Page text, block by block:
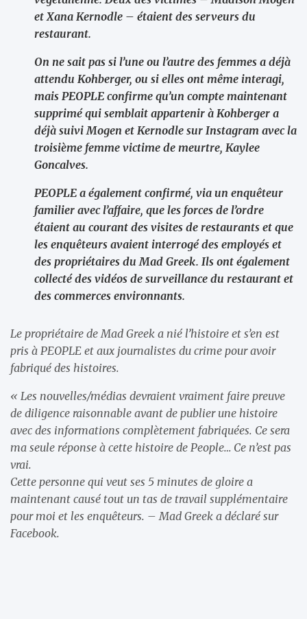
et Xana Kernodle – étaient des serveurs du
restaurant.
On ne sait pas si l’une ou l’autre des femmes a déjà
attendu Kohberger, ou si elles ont même interagi,
mais PEOPLE confirme qu’un compte maintenant
supprimé qui semblait appartenir à Kohberger a
déjà suivi Mogen et Kernodle sur Instagram avec la
troisième femme victime de meurtre, Kaylee
Goncalves.
PEOPLE a également confirmé, via un enquêteur
familier avec l’affaire, que les forces de l’ordre
étaient au courant des visites de restaurants et que
les enquêteurs avaient interrogé des employés et
des propriétaires du Mad Greek. Ils ont également
collecté des vidéos de surveillance du restaurant et
des commerces environnants.
Le propriétaire de Mad Greek a nié l’histoire et s’en est
pris à PEOPLE et aux journalistes du crime pour avoir
fabriqué des histoires.
« Les nouvelles/médias devraient vraiment faire preuve
de diligence raisonnable avant de publier une histoire
avec des informations complètement fabriquées. Ce sera
ma seule réponse à cette histoire de People… Ce n’est pas
vrai.
Cette personne qui veut ses 5 minutes de gloire a
maintenant causé tout un tas de travail supplémentaire
pour moi et les enquêteurs. – Mad Greek a déclaré sur
Facebook.